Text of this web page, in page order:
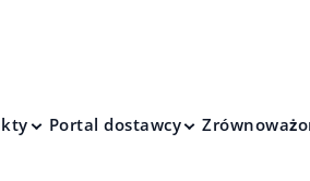
Portal dostawcy